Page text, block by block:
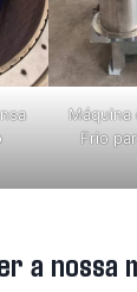
Máquina
Frio
a nossa